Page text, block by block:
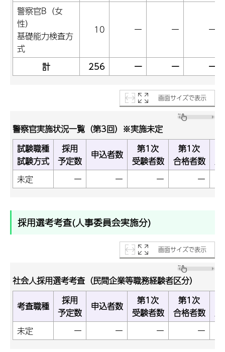
警察官B（女
性）
基礎能力検査方
式
10 ー ー ー
計 256 ー ー ー
画面サイズで表示
警察官実施状況一覧（第3回）※実施未定
試験職種
試験方式
採用
予定数
申込者数
第1次
受験者数
第1次
合格者数
未定
ー ー ー ー
採用選考考査(人事委員会実施分)
画面サイズで表示
社会人採用選考考査（民間企業等職務経験者区分）
考査職種
採用
予定数
申込者数
第1次
受験者数
第1次
合格者数
受
未定
ー ー ー ー